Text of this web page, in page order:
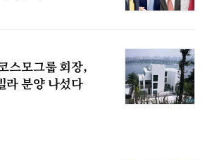
스모그룹 회장,
라 분양 나섰다